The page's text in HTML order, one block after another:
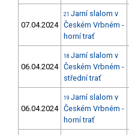
07.04.2024
21 Jarní slalom v
Českém Vrbném -
horní trať
06.04.2024
18 Jarní slalom v
Českém Vrbném -
střední trať
06.04.2024
19 Jarní slalom v
Českém Vrbném -
horní trať